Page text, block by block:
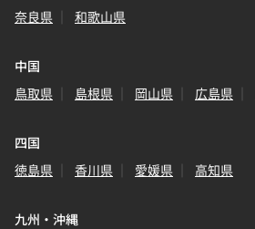
奈良県
和歌山県
中国
鳥取県
島根県 岡山県 広島県
四国
徳島県
香川県 愛媛県 高知県
九州・沖縄